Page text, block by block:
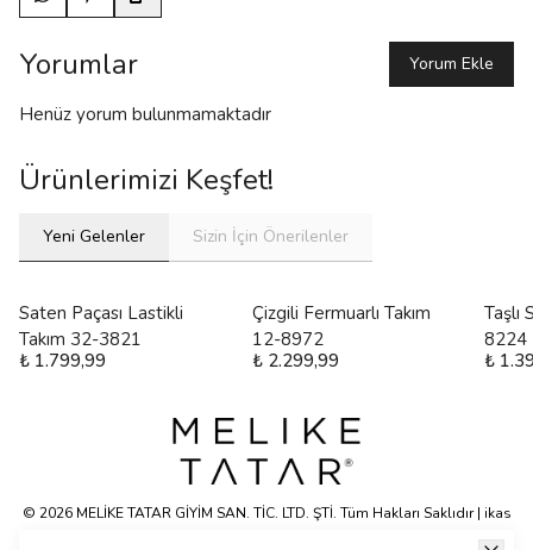
Yorumlar Yorum Ekle
Henüz yorum bulunmamaktadır
Ürünlerimizi Keşfet!
Yeni Gelenler Sizin İçin Önerilenler
Saten Paçası Lastikli
Takım 32-3821
₺ 1.799,99
Çizgili Fermuarlı Takım
12-8972
₺ 2.299,99
Taşlı
8224
₺
© 2026 MELİKE TATAR GİYİM SAN. TİC. LTD. ŞTİ. Tüm Hakları Saklıdır | ikas